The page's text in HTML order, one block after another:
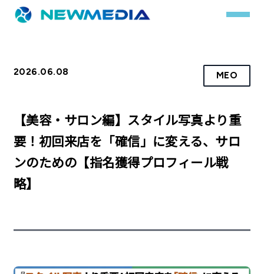
事業内容
サービス一覧
クチコミレスキュー
実績
2026.06.08 MEO
【美容・サロン編】スタイル写真より重
要！初回来店を「確信」に変える、サロ
ンのための【指名獲得プロフィール戦
略】